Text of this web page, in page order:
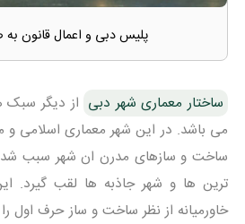
پلیس دبی و اعمال قانون
ساختار معماری شهر دبی از دیگر سبک
می باشد. در این شهر معماری اسلامی و
ساخت و سازهای مدرن ان شهر سبب
ترین ها و شهر جاذبه ها لقب گیرد.
خاورمیانه از نظر ساخت و ساز حرف اول